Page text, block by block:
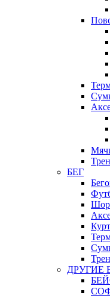
БЕГ
ДРУГИЕ